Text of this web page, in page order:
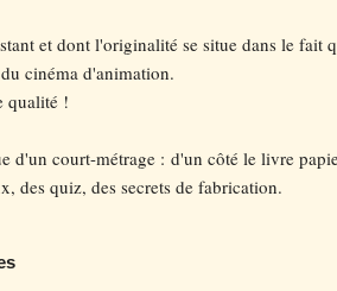
et dont l'originalité se situe dans le fait
cinéma d'animation.
qualité !
d'un court-métrage : d'un côté le livre
des quiz, des secrets de fabrication.